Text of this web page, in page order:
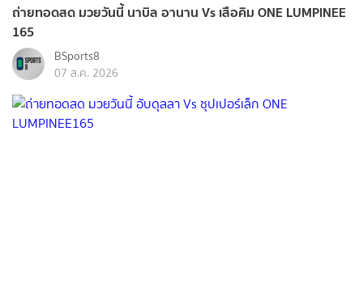
ถ่ายทอดสด มวยวันนี้ นาบิล อานาน Vs เสือคิม ONE LUMPINEE
165
BSports8
07 ส.ค. 2026